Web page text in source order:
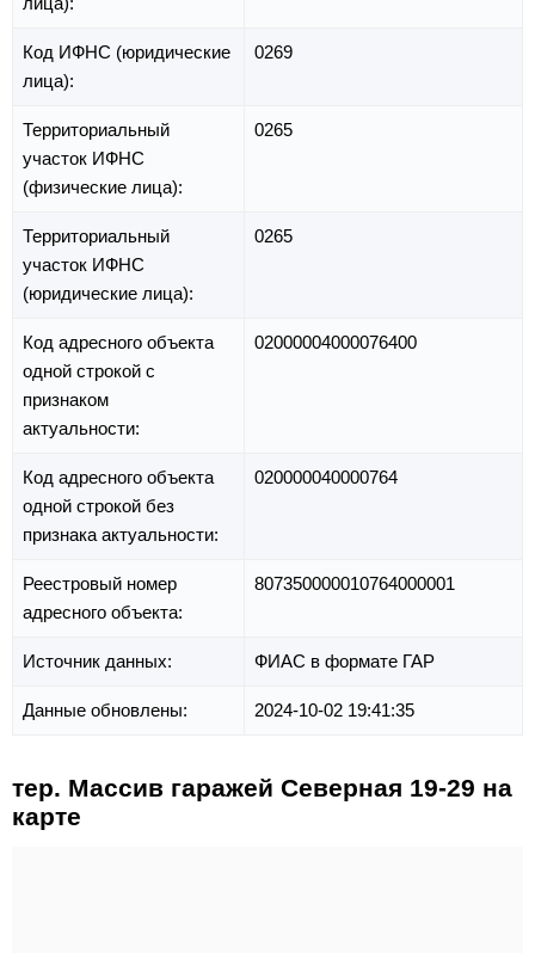
Код ИФНС (юридические
лица):
0269
Территориальный
участок ИФНС
(физические лица):
0265
Территориальный
участок ИФНС
(юридические лица):
0265
Код адресного объекта
одной строкой с
признаком
актуальности:
02000004000076400
Код адресного объекта
одной строкой без
признака актуальности:
020000040000764
Реестровый номер
адресного объекта:
807350000010764000001
Источник данных: ФИАС в формате ГАР
Данные обновлены: 2024-10-02 19:41:35
тер. Массив гаражей Северная 19-29 на
карте